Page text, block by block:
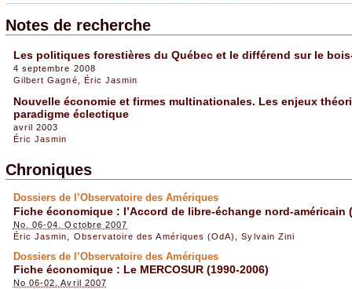
Notes de recherche
Les politiques forestières du Québec et le différend sur le
4 septembre 2008
Gilbert Gagné
Éric Jasmin
Nouvelle économie et firmes multinationales. Les enjeux
paradigme éclectique
avril 2003
Éric Jasmin
Chroniques
Dossiers de l’Observatoire des Amériques
Fiche économique : l’Accord de libre-échange nord-américain
No. 06-04. Octobre 2007
Éric Jasmin
Observatoire des Amériques (OdA) ,Sylvain Zini
Dossiers de l’Observatoire des Amériques
Fiche économique : Le MERCOSUR (1990-2006)
No 06-02. Avril 2007